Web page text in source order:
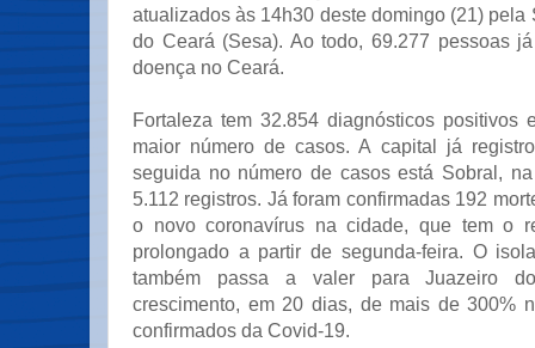
atualizados às 14h30 deste domingo (21) pela
do Ceará (Sesa). Ao todo, 69.277 pessoas
doença no Ceará.
Fortaleza tem 32.854 diagnósticos
maior número de casos. A capital já
seguida no número de casos está Sobral,
5.112 registros. Já foram confirmadas 192
o novo coronavírus na cidade, que tem o
prolongado a partir de segunda-feira. O
também passa a valer para Juazeiro
crescimento, em 20 dias, de mais de 300%
confirmados da Covid-19.